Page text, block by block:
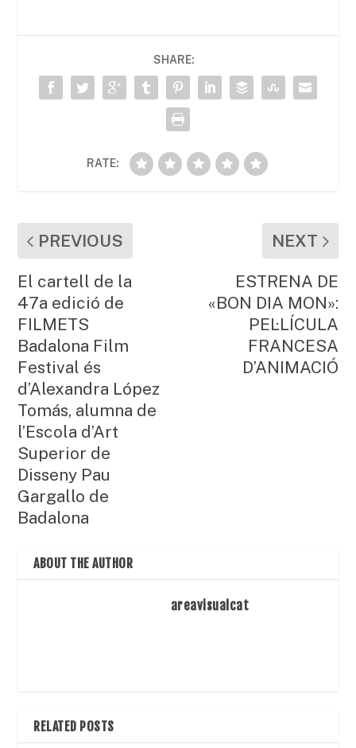
b
o
o
A
p
p
ar
te
ix
SHARE:
RATE:
PREVIOUS
El cartell de la
47a edició de
FILMETS
Badalona Film
Festival és
d’Alexandra López
Tomás, alumna de
l’Escola d’Art
Superior de
Disseny Pau
Gargallo de
Badalona
NEXT
ESTRENA DE
«BON DIA MON»:
PEL·LÍCULA
FRANCESA
D’ANIMACIÓ
ABOUT THE AUTHOR
areavisualcat
RELATED POSTS